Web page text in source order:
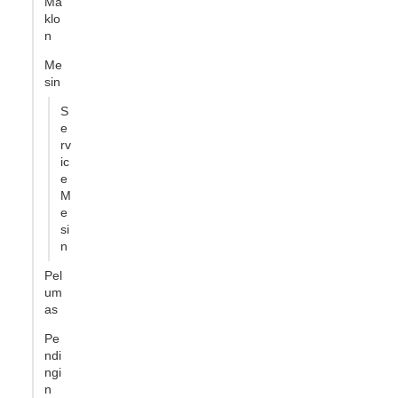
klo
n
Me
sin
S
e
rv
ic
e
M
e
si
n
Pel
um
as
Pe
ndi
ngi
n